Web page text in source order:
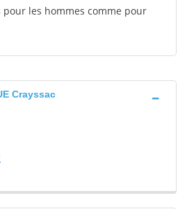
les hommes comme pour
Crayssac